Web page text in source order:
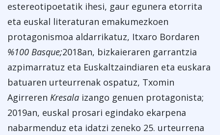
estereotipoetatik ihesi, gaur egunera etorrita
eta euskal literaturan emakumezkoen
protagonismoa aldarrikatuz, Itxaro Bordaren
%100 Basque;2018an, bizkaieraren garrantzia
azpimarratuz eta Euskaltzaindiaren eta euskara
batuaren urteurrenak ospatuz, Txomin
Agirreren Kresala izango genuen protagonista;
2019an, euskal prosari egindako ekarpena
nabarmenduz eta idatzi zeneko 25. urteurrena